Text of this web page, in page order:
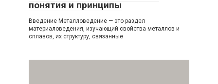
понятия и принципы
Введение Металловедение — это раздел
материаловедения, изучающий свойства металлов и
сплавов, их структуру, связанные